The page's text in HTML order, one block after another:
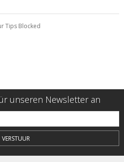
Tips Blocked
unseren Newsletter an
VERSTUUR